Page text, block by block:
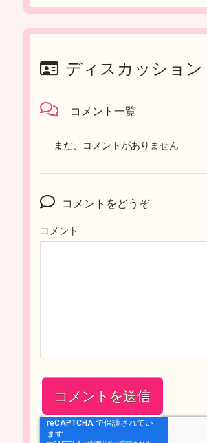
ディスカッション
コメント一覧
まだ、コメントがありません
コメントをどうぞ
コメント